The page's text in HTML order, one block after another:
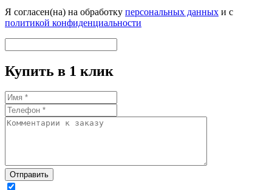
Я согласен(на) на обработку персональных данных и с
политикой конфиденциальности
Купить в 1 клик
Отправить